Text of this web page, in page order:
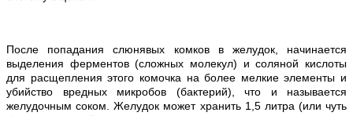
После попадания слюнявых комков в желудок, начинается
выделения ферментов (сложных молекул) и соляной кислоты
для расщепления этого комочка на более мелкие элементы и
убийство вредных микробов (бактерий), что и называется
желудочным соком. Желудок может хранить 1 ,5 литра (или чуть